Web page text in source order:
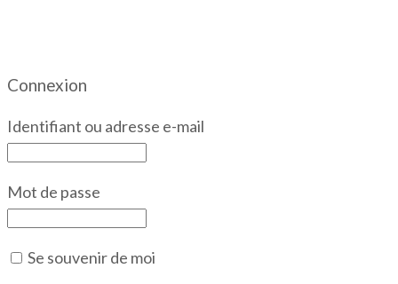
Connexion
Identifiant ou adresse e-mail
Mot de passe
Se souvenir de moi